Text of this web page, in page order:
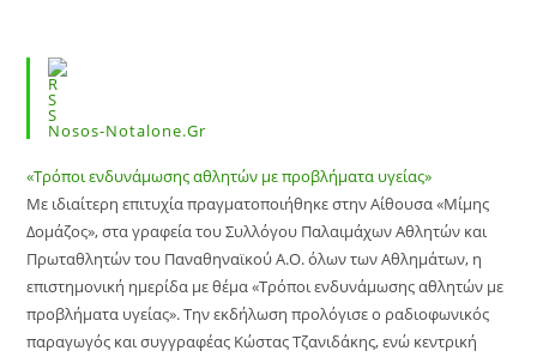
Nosos-Notalone.gr
«Τρόποι ενδυνάμωσης αθλητών με προβλήματα υγείας»
Με ιδιαίτερη επιτυχία πραγματοποιήθηκε στην Αίθουσα «Μίμης
Δομάζος», στα γραφεία του Συλλόγου Παλαιμάχων Αθλητών και
Πρωταθλητών του Παναθηναϊκού Α.Ο. όλων των Αθλημάτων, η
επιστημονική ημερίδα με θέμα «Τρόποι ενδυνάμωσης αθλητών με
προβλήματα υγείας». Την εκδήλωση προλόγισε ο ραδιοφωνικός
παραγωγός και συγγραφέας Κώστας Τζανιδάκης, ενώ κεντρική